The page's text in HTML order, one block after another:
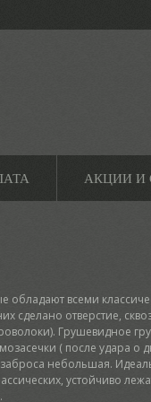
АКЦИИ И
обладают всеми
сделано отверстие,
Грушевидное
( после удара о
небольшая.
устойчиво